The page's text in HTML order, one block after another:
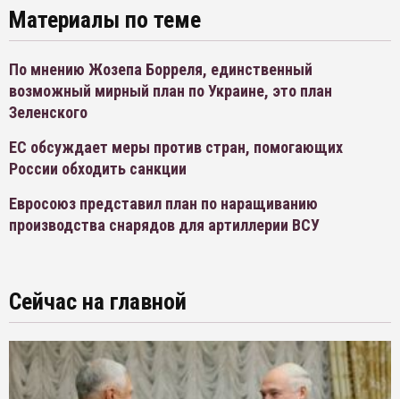
Материалы по теме
По мнению Жозепа Борреля, единственный
возможный мирный план по Украине, это план
Зеленского
ЕС обсуждает меры против стран, помогающих
России обходить санкции
Евросоюз представил план по наращиванию
производства снарядов для артиллерии ВСУ
Сейчас на главной